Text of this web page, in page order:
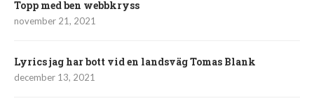
Topp med ben webbkryss
november 21, 2021
Lyrics jag har bott vid en landsväg Tomas Blank
december 13, 2021